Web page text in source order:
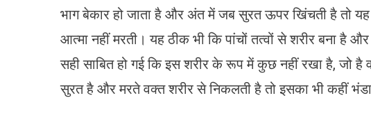
भाग बेकार हो जाता है और अंत में जब सुरत ऊपर खिंचती है तो
आत्मा नहीं मरती। यह ठीक भी कि पांचों तत्वों से शरीर बना है
सही साबित हो गई कि इस शरीर के रूप में कुछ नहीं रखा है, जो
सुरत है और मरते वक्त शरीर से निकलती है तो इसका भी कहीं